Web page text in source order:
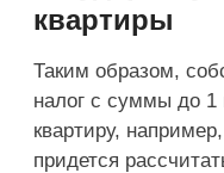
квартиры
Таким образом,
налог с суммы до
квартиру,
придется